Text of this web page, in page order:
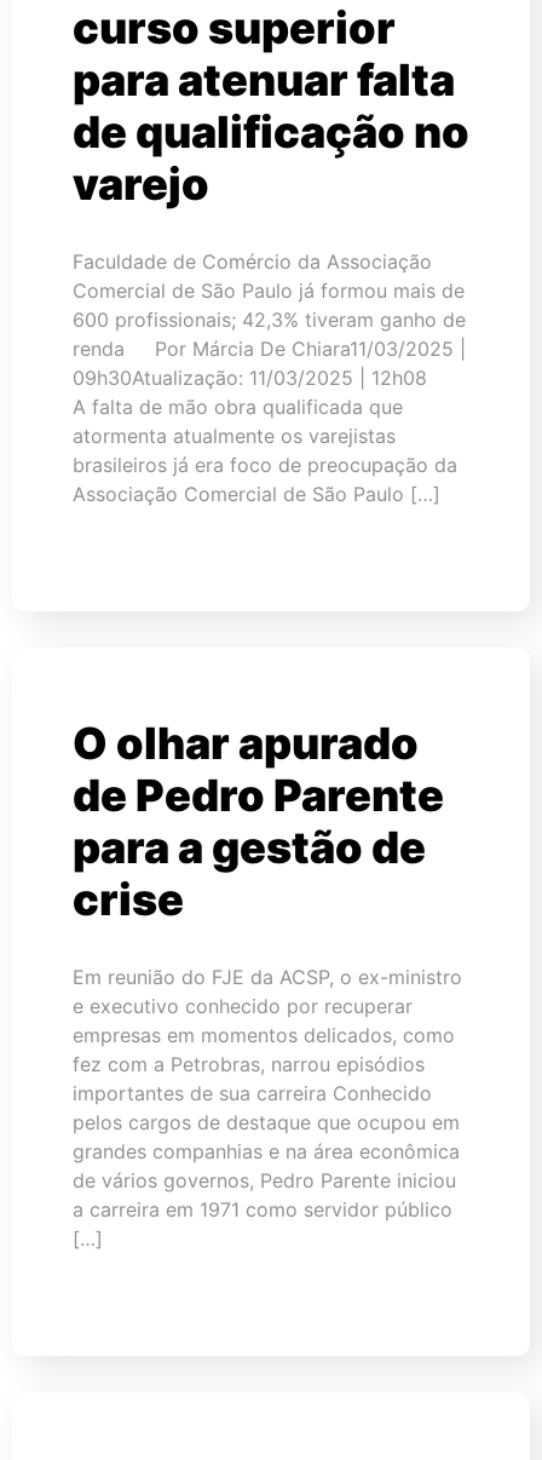
curso superior
para atenuar falta
de qualificação no
varejo
Faculdade de Comércio da Associação
Comercial de São Paulo já formou mais de
600 profissionais; 42,3% tiveram ganho de
renda Por Márcia De Chiara11/03/2025 |
09h30Atualização: 11/03/2025 | 12h08
A falta de mão obra qualificada que
atormenta atualmente os varejistas
brasileiros já era foco de preocupação da
Associação Comercial de São Paulo […]
O olhar apurado
de Pedro Parente
para a gestão de
crise
Em reunião do FJE da ACSP, o ex-ministro
e executivo conhecido por recuperar
empresas em momentos delicados, como
fez com a Petrobras, narrou episódios
importantes de sua carreira Conhecido
pelos cargos de destaque que ocupou em
grandes companhias e na área econômica
de vários governos, Pedro Parente iniciou
a carreira em 1971 como servidor público
[…]